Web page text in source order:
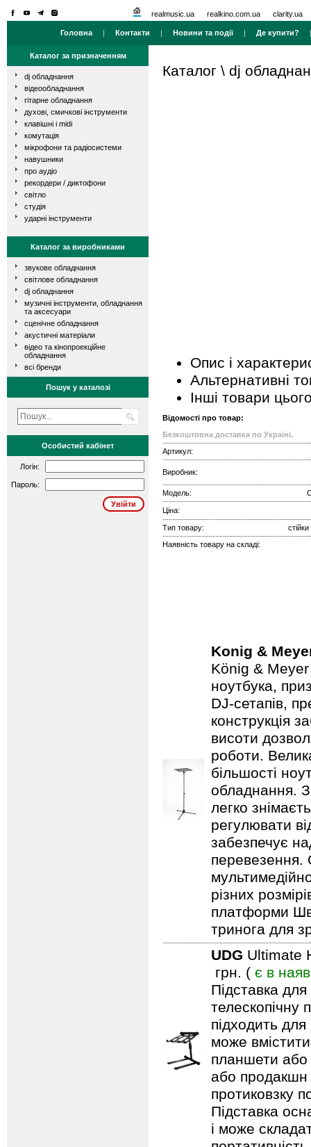
realmusic.ua realkino.com.ua clarity.ua
Головна | Контакти | Новини та події| Де купити?
Каталог за призначенням
dj обладнання
відеообладнання
гітарне обладнання
духові, смичкові інструменти
клавішні і midi
комутація
мікрофони та радіосистеми
навушники
про аудіо
рекордери / диктофони
світло
студія
ударні інструменти
Каталог за виробниками
звукове обладнання
світлове обладнання
dj обладнання
музичні інструменти, обладнання
та аксесуари
сценічне обладнання
акустичні матеріали
відео та кінопроекційне
обладнання
всі бренди
Пошук у каталозі
Особистий кабінет
Логін:
Пароль:
Каталог \ dj
Опис і
Альтернативні
Інші товари
Відомості про товар:
Безкоштовна доставка по Україні.
Артикул:
Виробник:
Модель:
Ціна:
Тип товару:
Наявність товару на складі:
Konig &
König &
ноутбука,
DJ-сетапів,
конструкція
висоти
роботи.
більшості
обладнання.
легко
регулювати
забезпечує
перевезення.
різних
платформи
тринога для
UDG Ultimate
грн. ( є в
Підставка
підходить
може
планшети або
або продакшн
протиковзку
Підставка
і може